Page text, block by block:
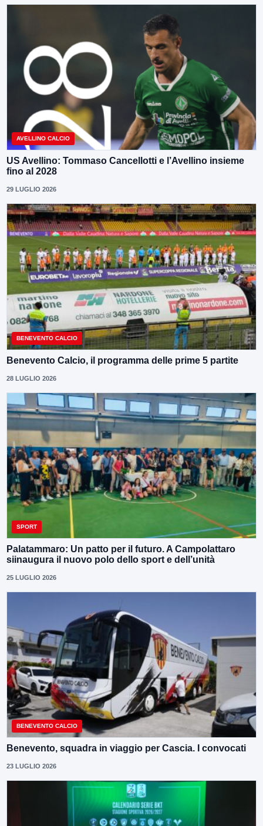
AVELLINO CALCIO
US Avellino: Tommaso Cancellotti e l’Avellino insieme
fino al 2028
29 LUGLIO 2026
BENEVENTO CALCIO
Benevento Calcio, il programma delle prime 5 partite
28 LUGLIO 2026
SPORT
Palatammaro: Un patto per il futuro. A Campolattaro
siinaugura il nuovo polo dello sport e dell’unità
25 LUGLIO 2026
BENEVENTO CALCIO
Benevento, squadra in viaggio per Cascia. I convocati
23 LUGLIO 2026